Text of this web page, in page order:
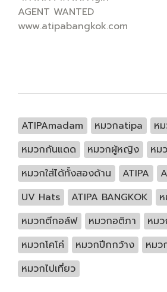
AGENT WANTED
www.atipabangkok.com
ATIPAmadam หมวกatipa ห
หมวกกันแดด
หมวกผู้หญิง
หม
หมวกใส่ได้ทั้งสองด้าน
ATIPA
UV Hats
ATIPA BANGKOK
หมวกตีกอล์ฟ
หมวกอติภา
หมว
หมวกโคโค่
หมวกปีกกว้าง
หมว
หมวกไปเที่ยว